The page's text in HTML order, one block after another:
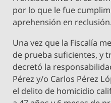
por lo que le fue
aprehensión en reclusión.
Una vez que la Fiscalía
de prueba suficientes, y
decretó la
Pérez y/o Carlos Pérez
el delito de homicidio